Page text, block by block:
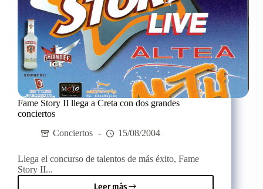
Fame Story II llega a Creta con dos grandes
conciertos
Conciertos
15/08/2004
Llega el concurso de talentos de más éxito, Fame
Story II...
Leer más